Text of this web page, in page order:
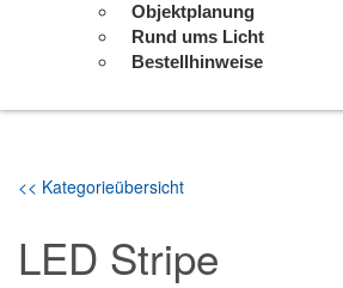
Objektplanung
Rund ums Licht
Bestellhinweise
<< Kategorieübersicht
LED Stripe